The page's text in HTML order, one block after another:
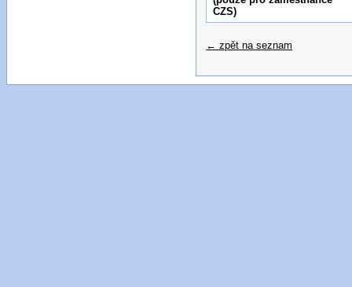
CZS)
← zpět na seznam